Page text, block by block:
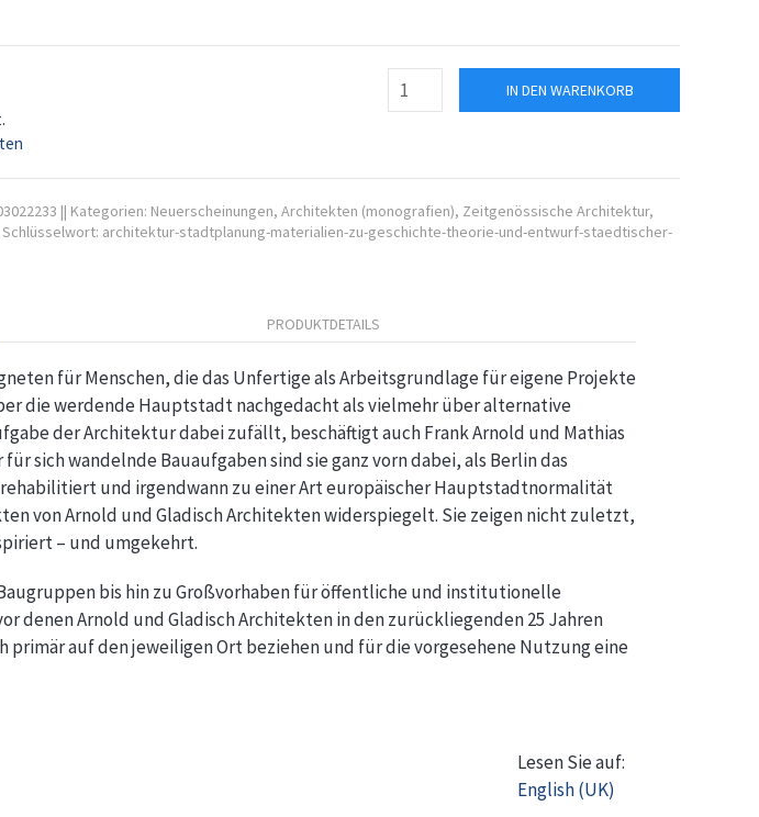
IN DEN WARENKORB
|| Kategorien: Neuerscheinungen, Architekten (monografien), Zeitgenössische Architektur,
Schlüsselwort: architektur-stadtplanung-materialien-zu-geschichte-theorie-und-entwurf-staedtischer-
PRODUKTDETAILS
für Menschen, die das Unfertige als Arbeitsgrundlage für eigene Projekte
die werdende Hauptstadt nachgedacht als vielmehr über alternative
der Architektur dabei zufällt, beschäftigt auch Frank Arnold und Mathias
sich wandelnde Bauaufgaben sind sie ganz vorn dabei, als Berlin das
und irgendwann zu einer Art europäischer Hauptstadtnormalität
von Arnold und Gladisch Architekten widerspiegelt. Sie zeigen nicht zuletzt,
– und umgekehrt.
bis hin zu Großvorhaben für öffentliche und institutionelle
denen Arnold und Gladisch Architekten in den zurückliegenden 25 Jahren
auf den jeweiligen Ort beziehen und für die vorgesehene Nutzung eine
Lesen Sie auf:
English (UK)